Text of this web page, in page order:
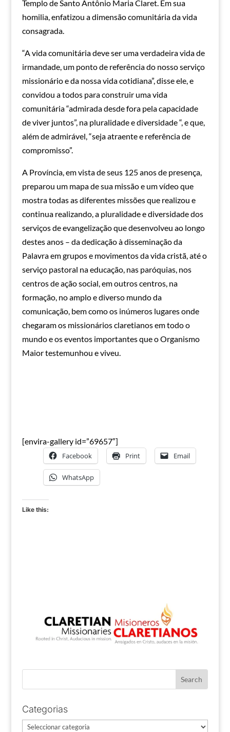
Templo de Santo Antônio Maria Claret. Em sua
homilia, enfatizou a dimensão comunitária da vida
consagrada.
“A vida comunitária deve ser uma verdadeira vida de
irmandade, um ponto de referência do nosso serviço
missionário e da nossa vida cotidiana”, disse ele, e
convidou a todos para construir uma vida
comunitária “admirada desde fora pela capacidade
de viver juntos”, na pluralidade e diversidade “, e que,
além de admirável, “seja atraente e referência de
compromisso”.
A Província, em vista de seus 125 anos de presença,
preparou um mapa de sua missão e um vídeo que
mostra todas as diferentes missões que realizou e
continua realizando, a pluralidade e diversidade dos
serviços de evangelização que desenvolveu ao longo
destes anos – da dedicação à disseminação da
Palavra em grupos e movimentos da vida cristã, até o
serviço pastoral na educação, nas paróquias, nos
centros de ação social, em outros centros, na
formação, no amplo e diverso mundo da
comunicação, bem como os inúmeros lugares onde
chegaram os missionários claretianos em todo o
mundo e os eventos importantes que o Organismo
Maior testemunhou e viveu.
[envira-gallery id=”69657″]
Facebook Print Email
WhatsApp
Like this:
Categorias
Categorias